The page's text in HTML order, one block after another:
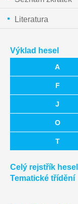
Literatura
Výklad hesel
A
F
J
O
T
Celý rejstřík hesel
Tematické třídění